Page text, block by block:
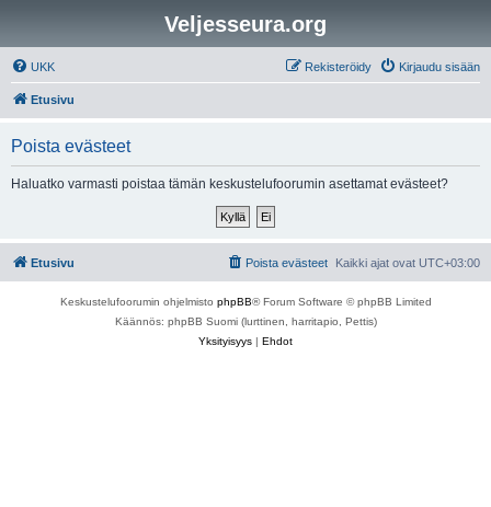
Veljesseura.org
UKK Kirjaudu sisään
Rekisteröidy
Etusivu
Poista evästeet
Haluatko varmasti poistaa tämän keskustelufoorumin asettamat evästeet?
Etusivu Kaikki ajat ovat UTC+03:00
Poista evästeet
Keskustelufoorumin ohjelmisto phpBB® Forum Software © phpBB Limited
Käännös: phpBB Suomi (lurttinen, harritapio, Pettis)
Yksityisyys | Ehdot